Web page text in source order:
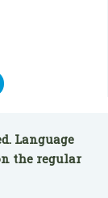
Language
the regular